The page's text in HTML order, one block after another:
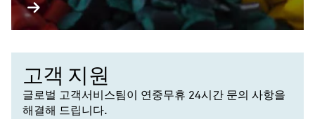
고객 지원
글로벌 고객서비스팀이 연중무휴 24시간 문의 사항을
해결해 드립니다.